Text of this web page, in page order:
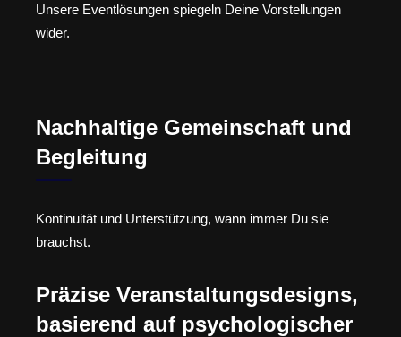
Unsere Eventlösungen spiegeln Deine Vorstellungen
wider.
Nachhaltige Gemeinschaft und
Begleitung
Kontinuität und Unterstützung, wann immer Du sie
brauchst.
Präzise Veranstaltungsdesigns,
basierend auf psychologischer